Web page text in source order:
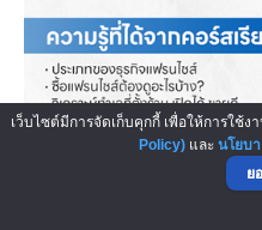
คอร์ส Online เลือกซื้อแฟร
หลายคนเลือกลงทุนในธุรกิจ
เว็บไซต์มีการจัดเก็บคุกกี้ เพื่อให้การใช้ง
Policy)และ นโยบ
ย